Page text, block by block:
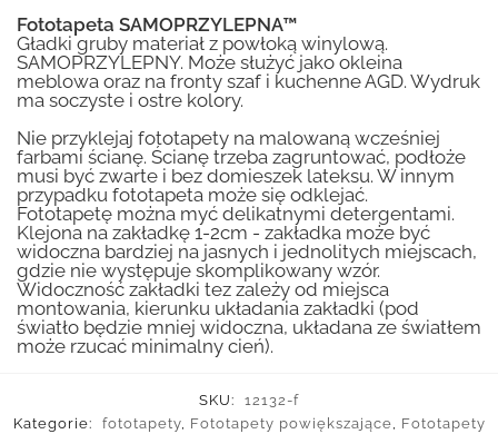
Fototapeta SAMOPRZYLEPNA™
Gładki gruby materiał z powłoką winylową.
SAMOPRZYLEPNY. Może służyć jako okleina
meblowa oraz na fronty szaf i kuchenne AGD. Wydruk
ma soczyste i ostre kolory.
Nie przyklejaj fototapety na malowaną wcześniej
farbami ścianę. Ścianę trzeba zagruntować, podłoże
musi być zwarte i bez domieszek lateksu. W innym
przypadku fototapeta może się odklejać.
Fototapetę można myć delikatnymi detergentami.
Klejona na zakładkę 1-2cm - zakładka może być
widoczna bardziej na jasnych i jednolitych miejscach,
gdzie nie występuje skomplikowany wzór.
Widoczność zakładki tez zależy od miejsca
montowania, kierunku układania zakładki (pod
światło będzie mniej widoczna, układana ze światłem
może rzucać minimalny cień).
SKU:
12132-f
Kategorie:
fototapety, Fototapety powiększające, Fototapety